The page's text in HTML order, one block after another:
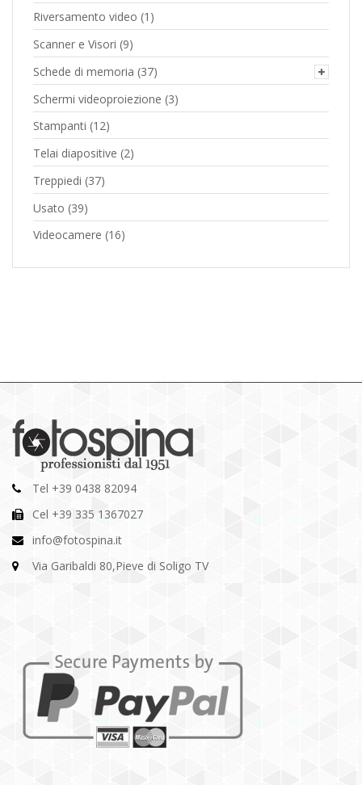
Riversamento video (1)
Scanner e Visori (9)
Schede di memoria (37)
Schermi videoproiezione (3)
Stampanti (12)
Telai diapositive (2)
Treppiedi (37)
Usato (39)
Videocamere (16)
Tel +39 0438 82094
Cel +39 335 1367027
info@fotospina.it
Via Garibaldi 80,Pieve di Soligo TV